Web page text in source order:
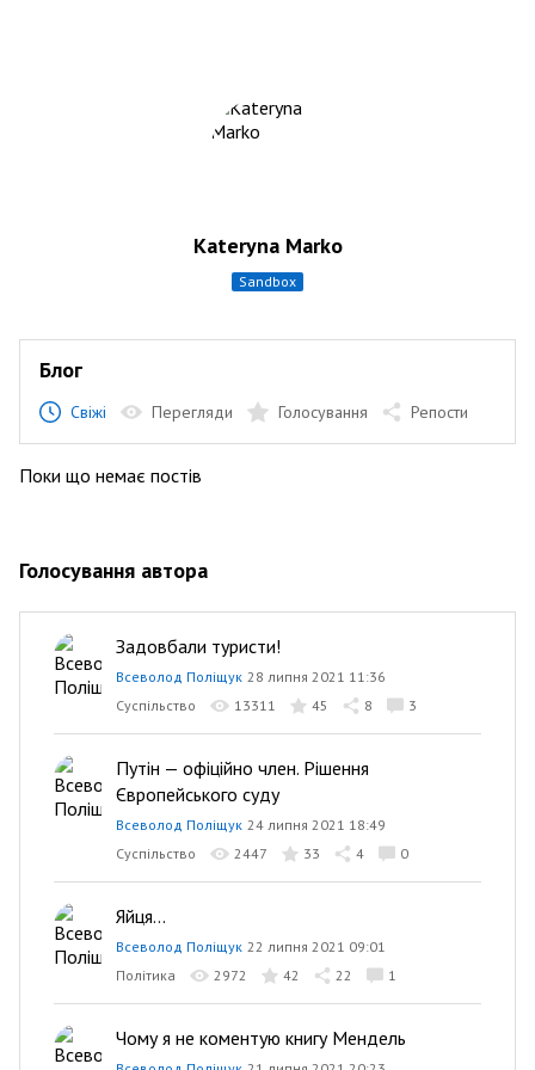
Kateryna Marko
sandbox
Блог
Свіжі Перегляди Голосування Репости
Поки що немає постів
Голосування автора
Задовбали туристи!
Всеволод Поліщук 28 липня 2021 11:36
Суспільство
13311 45 8 3
Путін — офіційно член. Рішення
Європейського суду
Всеволод Поліщук 24 липня 2021 18:49
Суспільство
2447 33 4 0
Яйця...
Всеволод Поліщук 22 липня 2021 09:01
Політика
2972 42 22 1
Чому я не коментую книгу Мендель